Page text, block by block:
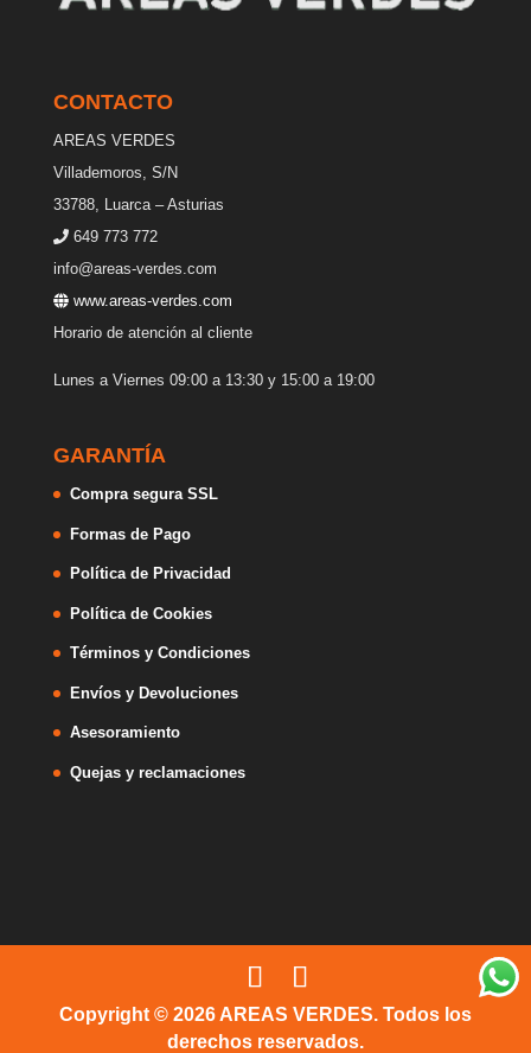
CONTACTO
AREAS VERDES
Villademoros, S/N
33788, Luarca – Asturias
649 773 772
info@areas-verdes.com
www.areas-verdes.com
Horario de atención al cliente
Lunes a Viernes 09:00 a 13:30 y 15:00 a 19:00
GARANTÍA
Compra segura SSL
Formas de Pago
Política de Privacidad
Política de Cookies
Términos y Condiciones
Envíos y Devoluciones
Asesoramiento
Quejas y reclamaciones
Copyright © 2026 AREAS VERDES. Todos los
derechos reservados.